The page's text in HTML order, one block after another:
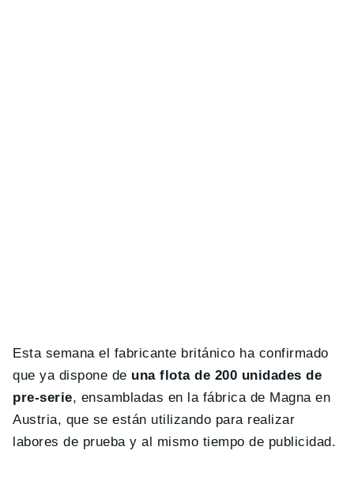
Esta semana el fabricante británico ha confirmado
que ya dispone de una flota de 200 unidades de
pre-serie, ensambladas en la fábrica de Magna en
Austria, que se están utilizando para realizar
labores de prueba y al mismo tiempo de publicidad.